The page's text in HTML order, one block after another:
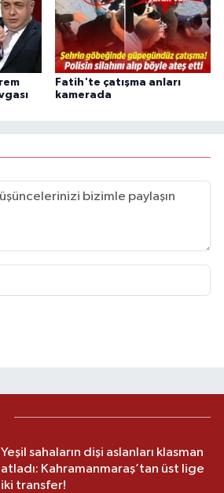
Fatih'te çatışma anları
kamerada
Yeşil sahaların dişi aslanları klasman
atladı: Kahramanmaraş’tan üst lige
iki transfer!